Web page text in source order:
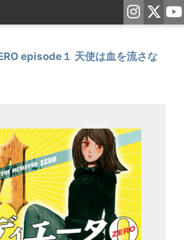
episode１ 天使は血を流さな